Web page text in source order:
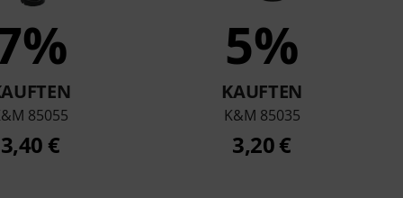
85055
3,40 €
5%
KAUFTEN
K&M 85035
3,20 €